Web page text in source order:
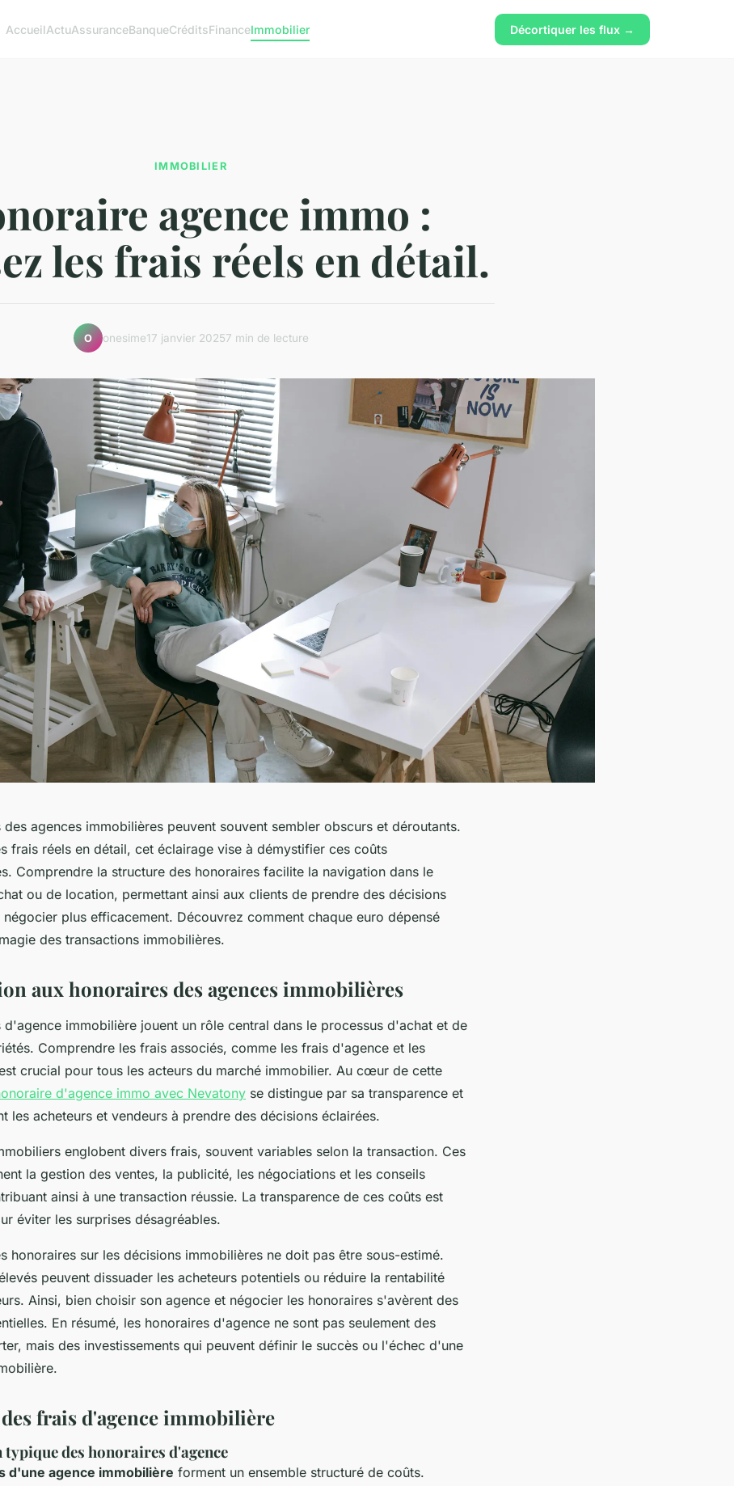
AccueilActuAssuranceBanqueCréditsFinanceImmobilier Décortiquer les flux →
IMMOBILIER
agence immo :
les frais réels en détail.
O onesime17 janvier 20257 min de lecture
des agences immobilières peuvent souvent sembler obscurs et déroutants.
frais réels en détail, cet éclairage vise à démystifier ces coûts
Comprendre la structure des honoraires facilite la navigation dans le
ou de location, permettant ainsi aux clients de prendre des décisions
plus efficacement. Découvrez comment chaque euro dépensé
des transactions immobilières.
aux honoraires des agences immobilières
d'agence immobilière jouent un rôle central dans le processus d'achat et de
Comprendre les frais associés, comme les frais d'agence et les
crucial pour tous les acteurs du marché immobilier. Au cœur de cette
d'agence immo avec Nevatony se distingue par sa transparence et
les acheteurs et vendeurs à prendre des décisions éclairées.
englobent divers frais, souvent variables selon la transaction. Ces
la gestion des ventes, la publicité, les négociations et les conseils
ainsi à une transaction réussie. La transparence de ces coûts est
éviter les surprises désagréables.
honoraires sur les décisions immobilières ne doit pas être sous-estimé.
peuvent dissuader les acheteurs potentiels ou réduire la rentabilité
Ainsi, bien choisir son agence et négocier les honoraires s'avèrent des
En résumé, les honoraires d'agence ne sont pas seulement des
mais des investissements qui peuvent définir le succès ou l'échec d'une
frais d'agence immobilière
des honoraires d'agence
d'une agence immobilière forment un ensemble structuré de coûts.